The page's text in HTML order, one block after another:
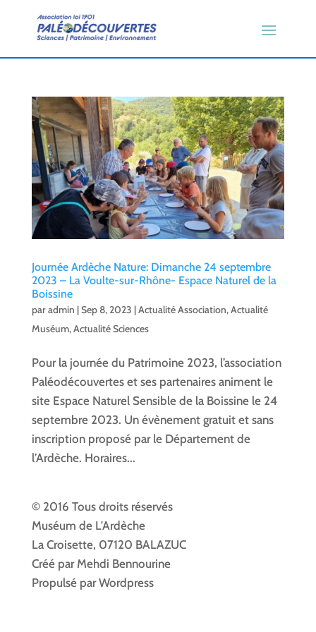
Journée Ardèche Nature: Dimanche 24 septembre
2023 – La Voulte-sur-Rhône- Espace Naturel de la
Boissine
paradmin |Sep 8, 2023 |Actualité Association,Actualité
Muséum,Actualité Sciences
Pour la journée du Patrimoine 2023, l’association
Paléodécouvertes et ses partenaires animent le
site Espace Naturel Sensible de la Boissine le 24
septembre 2023. Un évènement gratuit et sans
inscription proposé par le Département de
l’Ardèche. Horaires...
© 2016 Tous droits réservés
Muséum de L'Ardèche
La Croisette, 07120 BALAZUC
Créé par Mehdi Bennourine
Propulsé par Wordpress